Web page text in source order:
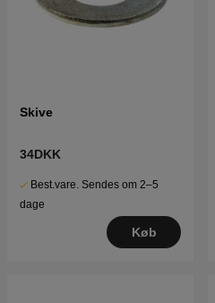
Skive
34DKK
Best.vare. Sendes om 2–5
dage
Køb